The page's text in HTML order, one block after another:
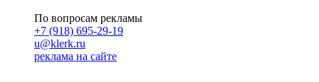
По вопросам рекламы
+7 (918) 695-29-19
u@klerk.ru
реклама на сайте